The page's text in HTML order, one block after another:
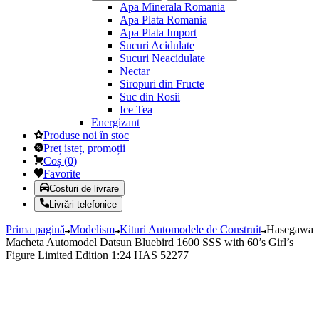
Apa Minerala Romania
Apa Plata Romania
Apa Plata Import
Sucuri Acidulate
Sucuri Neacidulate
Nectar
Siropuri din Fructe
Suc din Rosii
Ice Tea
Energizant
Produse noi în stoc
Preț isteț, promoții
Coș (0)
Favorite
Costuri de livrare
Livrări telefonice
Prima pagină Modelism Kituri Automodele de Construit Hasegawa
Macheta Automodel Datsun Bluebird 1600 SSS with 60’s Girl’s
Figure Limited Edition 1:24 HAS 52277